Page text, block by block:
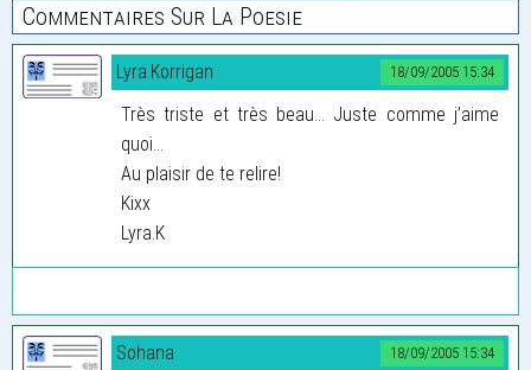
Commentaires Sur La Poesie
18/09/2005 15:34
Lyra.Korrigan
Très triste et très beau... Juste comme j’aime
quoi...
Au plaisir de te relire!
Kixx
Lyra.K
18/09/2005 15:34
Sohana